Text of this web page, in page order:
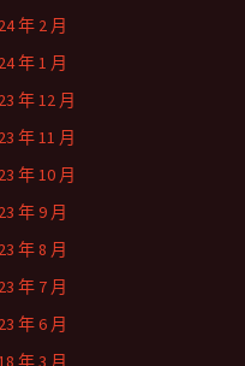
年 2 月
年 1 月
年 12 月
年 11 月
年 10 月
年 9 月
年 8 月
年 7 月
年 6 月
年 3 月